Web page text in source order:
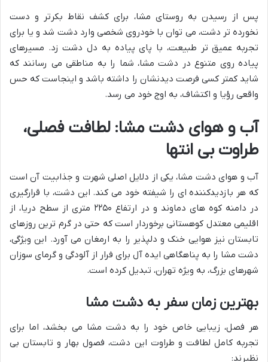
پس از رسیدن به روستای مشا، برای کشف نقاط بکرتر و دست
نخورده تر دشت، می توان با خودروی شخصی وارد دشت شد و یا برای
تجربه عمیق تر طبیعت، با پای پیاده به دل دشت زد. مسیرهای
پیاده روی متنوع در دشت مشا، شما را به مناطقی می رسانند که
شاید کمتر کسی فرصت دیدنشان را داشته باشد و اینجاست که حس
واقعی رؤیا و اکتشاف، به اوج خود می رسد.
آب و هوای دشت مشا: لطافت فصلی،
طراوت بی انتها
آب و هوای دشت مشا، یکی از دلایل اصلی شهرت و جذابیت آن است
که هر بازدیدکننده ای را شیفته خود می کند. این دشت، با قرارگیری
در دامنه کوه های دماوند و در ارتفاع ۲۲۵۰ متری از سطح دریا، از
اقلیمی معتدل کوهستانی برخوردار است که حتی در گرم ترین روزهای
تابستان نیز هوایی خنک و دلپذیر را به ارمغان می آورد. این ویژگی،
دشت مشا را به پناهگاهی ایده آل برای فرار از آلودگی و گرمای سوزان
شهرهای بزرگ، به ویژه تهران، تبدیل کرده است.
بهترین زمان سفر به دشت مشا
هر فصل، زیبایی خاص خود را به دشت مشا می بخشد، اما برای
تجربه کامل لطافت و طراوت این دشت، فصول بهار و تابستان بی
نظیرند: